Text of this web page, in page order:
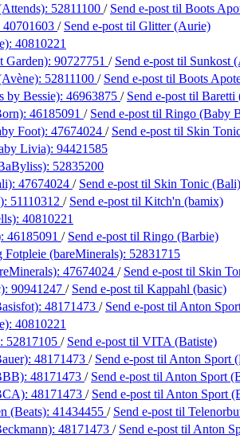
52811100 / Send e-post til Boots
40701603 / Send e-post til Glitter (Aurie)
40810221
Garden): 90727751 / Send e-post til Sunkost
52811100 / Send e-post til Boots
by Bessie): 46963875 / Send e-post til Baretti
46185091 / Send e-post til Ringo (Baby
Foot): 47674024 / Send e-post til Skin
Livia): 94421585
52835200
47674024 / Send e-post til Skin Tonic (Bali)
51110312 / Send e-post til Kitch'n (bamix)
40810221
46185091 / Send e-post til Ringo (Barbie)
(bareMinerals): 52831715
47674024 / Send e-post til Skin
90941247 / Send e-post til Kappahl (basic)
48171473 / Send e-post til Anton
40810221
52817105 / Send e-post til VITA (Batiste)
48171473 / Send e-post til Anton Sport
48171473 / Send e-post til Anton Sport
48171473 / Send e-post til Anton Sport
(Beats): 41434455 / Send e-post til
48171473 / Send e-post til Anton